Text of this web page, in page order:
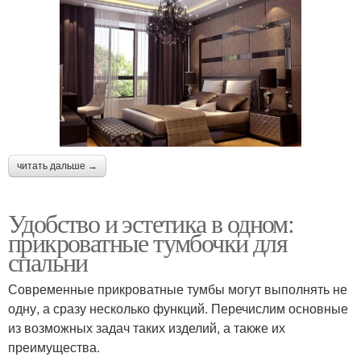
читать дальше →
Удобство и эстетика в одном:
прикроватные тумбочки для
спальни
Современные прикроватные тумбы могут выполнять не
одну, а сразу несколько функций. Перечислим основные
из возможных задач таких изделий, а также их
преимущества.